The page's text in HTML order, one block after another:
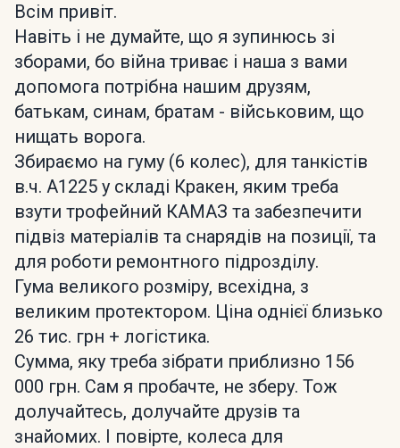
Всім привіт.
Навіть і не думайте, що я зупинюсь зі
зборами, бо війна триває і наша з вами
допомога потрібна нашим друзям,
батькам, синам, братам - військовим, що
нищать ворога.
Збираємо на гуму (6 колес), для танкістів
в.ч. А1225 у складі Кракен, яким треба
взути трофейний КАМАЗ та забезпечити
підвіз матеріалів та снарядів на позиції, та
для роботи ремонтного підрозділу.
Гума великого розміру, всехідна, з
великим протектором. Ціна однієї близько
26 тис. грн + логістика.
Сумма, яку треба зібрати приблизно 156
000 грн. Сам я пробачте, не зберу. Тож
долучайтесь, долучайте друзів та
знайомих. І повірте, колеса для